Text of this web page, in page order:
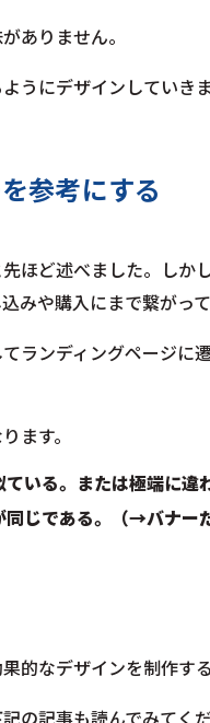
ありません。
うにデザインしていき
参考にする
ほど述べました。しか
みや購入にまで繋がっ
ランディングページに
ます。
いる。または極端に違
じである。（→バナー
的なデザインを制作す
の記事も読んでみてく